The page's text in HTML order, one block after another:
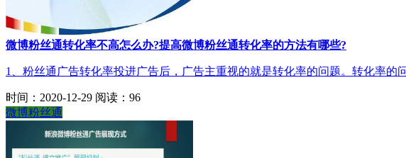
微博粉丝通转化率不高怎么办?提高微博粉丝通转化率的方法有哪些?
1、粉丝通广告转化率投进广告后，广告主重视的就是转化率的问题。转化率
时间：2020-12-29 阅读：96
微博粉丝通